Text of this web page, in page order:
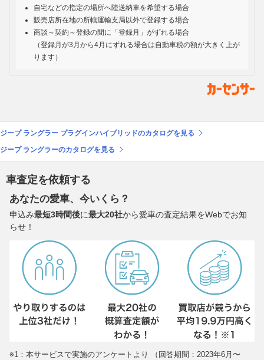
自宅などの指定の場所へ陸送納車を希望する場合
販売店所在地の所轄運輸支局以外で登録する場合
商談～契約～登録の間に「登録月」がずれる場合
（登録月が3月から4月にずれる場合は自動車税の額が大きく上が
ります）
ジープ ラングラー プラグインハイブリッドのカタログを見る
ジープ ラングラーのカタログを見る
車査定を依頼する
あなたの愛車、今いくら？
申込み最短3時間後に最大20社から愛車の査定結果をWebでお知
らせ！
※1：本サービスで実施のアンケートより （回答期間：2023年6月〜